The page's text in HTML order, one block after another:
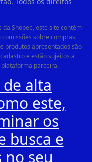
Shopee, este site contém
sobre compras
produtos apresentados são
e estão sujeitos a
parceira.
alta
este,
os
busca e
no seu